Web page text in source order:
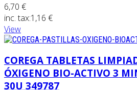
6,70 €
inc. tax:1,16 €
View
COREGA TABLETAS
ÓXIGENO BIO-ACTIVO 3
30U 349787